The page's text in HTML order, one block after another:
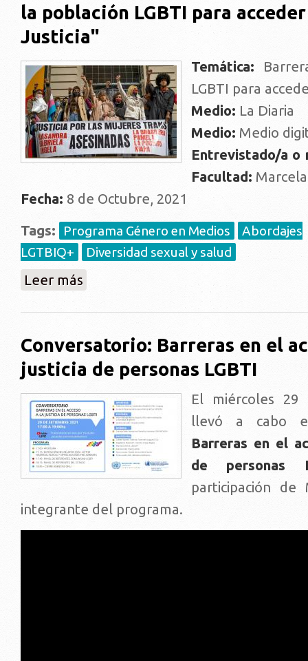
la población LGBTI para
Justicia"
Temática:
LGBTI para
Medio: La Diaria
Medio: Medio
Entrevistado/a o
Facultad:
Fecha: 8 de Octubre, 2021
Tags:
Programa Género en Medios
Abordajes
LGTBIQ+
Diversidad sexual y salud
Leer más
acceder a la Justicia"
Conversatorio: Barreras en el
justicia de personas LGBTI
El miércoles 29
llevó a cabo
Barreras en el
de personas
participación de
integrante del programa.